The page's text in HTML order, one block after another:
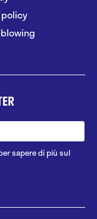
sapere di più sul